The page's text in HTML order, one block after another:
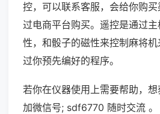
控，可以联系客服，会给你购
过电商平台购买。遥控是通过
性，和骰子的磁性来控制麻将
过你预先编好的程序。
若你在仪器使用上需要帮助，
加微信号; sdf6770 随时交流 。